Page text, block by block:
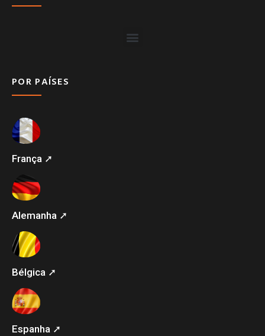
POR PAÍSES
França ➚
Alemanha ➚
Bélgica ➚
Espanha ➚